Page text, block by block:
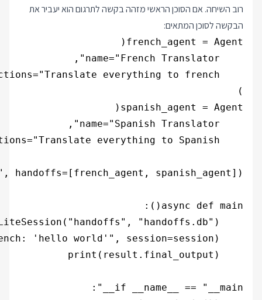
רוב השיחה. אם הסוכן הראשי מזהה בקשה לתרגום הוא יעביר את
הבקשה לסוכן המתאים: